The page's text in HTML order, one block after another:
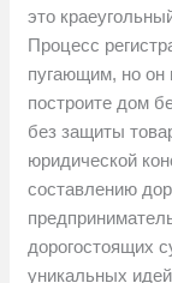
это
Процесс
пугающим, но он
построите дом
без защиты
юридической
составлению
дорогостоящих
уникальных